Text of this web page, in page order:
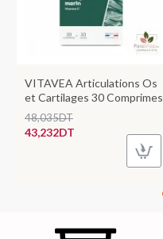
VITAVEA Articulations Os
et Cartilages 30 Comprimes
43,232DT
48,035DT